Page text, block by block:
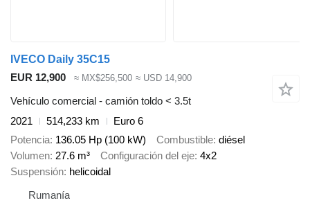
IVECO Daily 35C15
EUR 12,900
≈ MX$256,500 ≈ USD 14,900
Vehículo comercial - camión toldo < 3.5t
2021
514,233 km
Euro 6
Potencia 136.05 Hp (100 kW) Combustible diésel
Volumen 27.6 m³ Configuración del eje 4x2
Suspensión helicoidal
Rumanía